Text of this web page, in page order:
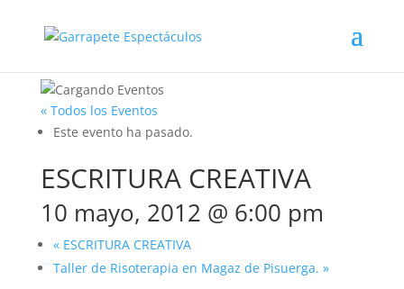
« Todos los Eventos
Este evento ha pasado.
ESCRITURA CREATIVA
10 mayo, 2012 @ 6:00 pm
«ESCRITURA CREATIVA
Taller de Risoterapia en Magaz de Pisuerga. »